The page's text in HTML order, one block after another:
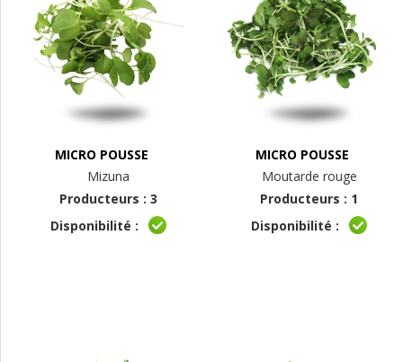
MICRO POUSSE
Mizuna
Producteurs : 3
Disponibilité :
MICRO POUSSE
Moutarde rouge
Producteurs : 1
Disponibilité :